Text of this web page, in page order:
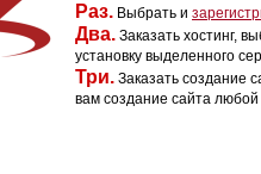
Раз. Выбрать и
Два. Заказать хостинг,
установку выделенного
Три. Заказать создание
вам создание сайта